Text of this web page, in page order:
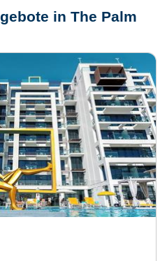
in The Palm